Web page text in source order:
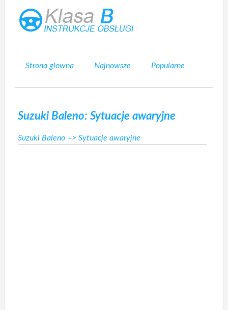
Strona glowna Najnowsze Popularne
Suzuki Baleno: Sytuacje awaryjne
Suzuki Baleno –> Sytuacje awaryjne